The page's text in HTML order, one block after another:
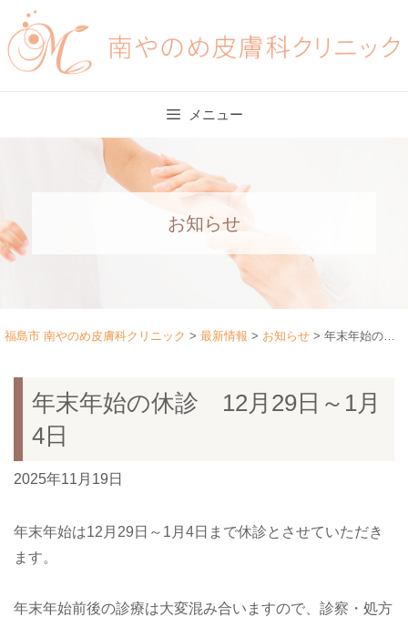
Skip
to
content
メニュー
お知らせ
福島市 南やのめ皮膚科クリニック > 最新情報 > お知らせ > 年末年始の休診 12月29日～1月4日
年末年始の休診 12月29日～1月
4日
2025年11月19日
年末年始は12月29日～1月4日まで休診とさせていただき
ます。
年末年始前後の診療は大変混み合いますので、診察・処方